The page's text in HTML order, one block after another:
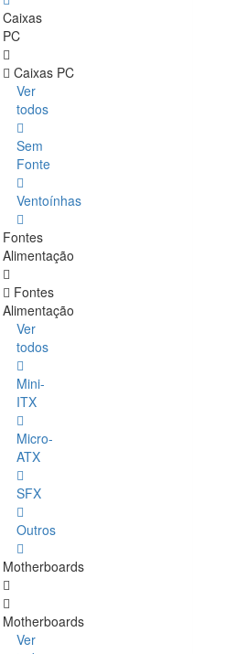
Caixas
PC
Caixas PC
Ver
todos
Sem
Fonte
Ventoínhas
Fontes
Alimentação
Fontes
Alimentação
Ver
todos
Mini-
ITX
Micro-
ATX
SFX
Outros
Motherboards
Motherboards
Ver